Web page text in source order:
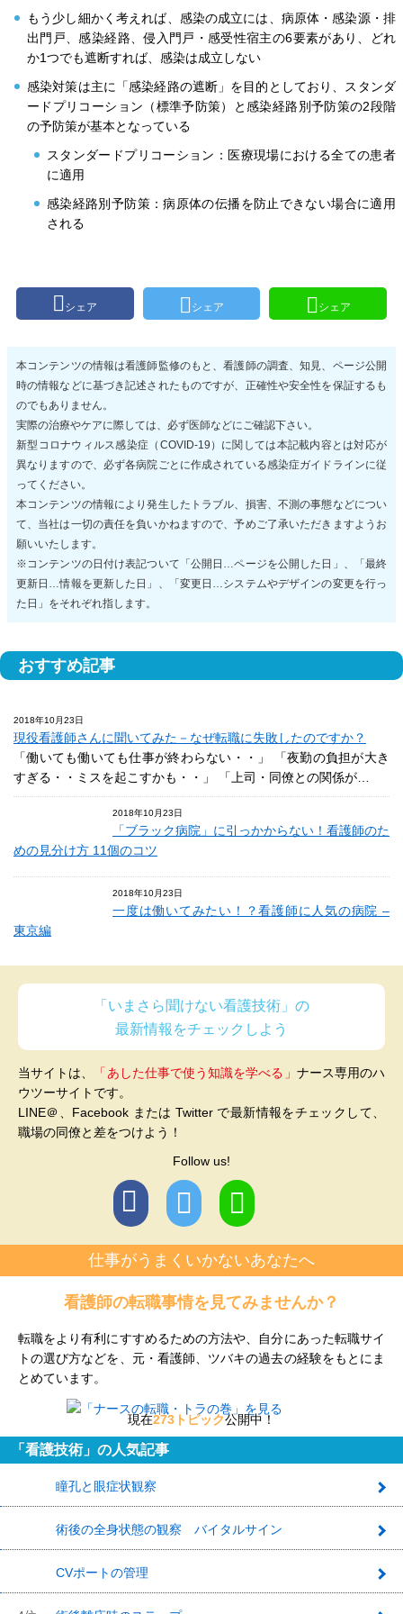
もう少し細かく考えれば、感染の成立には、病原体・感染源・排
出門戸、感染経路、侵入門戸・感受性宿主の6要素があり、どれ
か1つでも遮断すれば、感染は成立しない
感染対策は主に「感染経路の遮断」を目的としており、スタンダ
ードプリコーション（標準予防策）と感染経路別予防策の2段階
の予防策が基本となっている
スタンダードプリコーション：医療現場における全ての患者
に適用
感染経路別予防策：病原体の伝播を防止できない場合に適用
される
シェア シェア シェア
本コンテンツの情報は看護師監修のもと、看護師の調査、知見、ページ公開
時の情報などに基づき記述されたものですが、正確性や安全性を保証するも
のでもありません。
実際の治療やケアに際しては、必ず医師などにご確認下さい。
新型コロナウィルス感染症（COVID-19）に関しては本記載内容とは対応が
異なりますので、必ず各病院ごとに作成されている感染症ガイドラインに従
ってください。
本コンテンツの情報により発生したトラブル、損害、不測の事態などについ
て、当社は一切の責任を負いかねますので、予めご了承いただきますようお
願いいたします。
※コンテンツの日付け表記ついて「公開日…ページを公開した日」、「最終
更新日…情報を更新した日」、「変更日…システムやデザインの変更を行っ
た日」をそれぞれ指します。
おすすめ記事
2018年10月23日
現役看護師さんに聞いてみた－なぜ転職に失敗したのですか？
「働いても働いても仕事が終わらない・・」 「夜勤の負担が大き
すぎる・・ミスを起こすかも・・」 「上司・同僚との関係が…
2018年10月23日
「ブラック病院」に引っかからない！看護師のた
めの見分け方 11個のコツ
2018年10月23日
一度は働いてみたい！？看護師に人気の病院 –
東京編
「いまさら聞けない看護技術」の
最新情報をチェックしよう
当サイトは、 「あした仕事で使う知識を学べる」 ナース専用のハ
ウツーサイトです。
LINE＠、Facebook または Twitter で最新情報をチェックして、
職場の同僚と差をつけよう！
Follow us!
仕事がうまくいかないあなたへ
看護師の転職事情を見てみませんか？
転職をより有利にすすめるための方法や、自分にあった転職サイ
トの選び方などを、元・看護師、ツバキの過去の経験をもとにま
とめています。
現在273トピック公開中！
「看護技術」の人気記事
瞳孔と眼症状観察
術後の全身状態の観察 バイタルサイン
CVポートの管理